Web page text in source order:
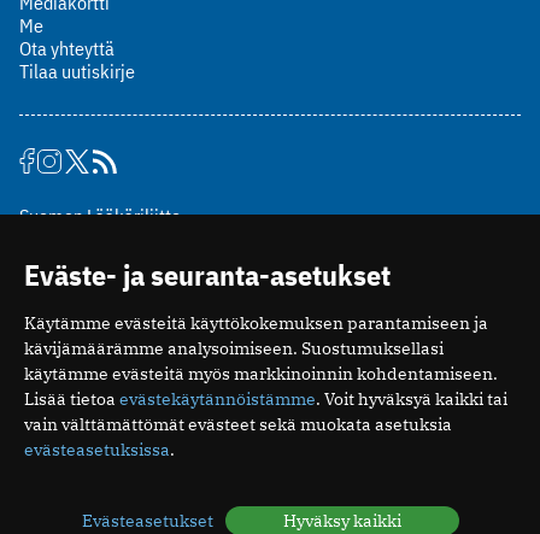
Me
Ota yhteyttä
Tilaa uutiskirje
Suomen Lääkäriliitto
00510 Helsinki
puh. (09) 393 091
toimitus@potilaanlaakarilehti.fi
ISSN 2323-9476
Eväste- ja seuranta-asetukset
Käytämme evästeitä käyttökokemuksen parantamiseen ja
kävijämäärämme analysoimiseen. Suostumuksellasi
käytämme evästeitä myös markkinoinnin kohdentamiseen.
Lisää tietoa evästekäytännöistämme. Voit hyväksyä kaikki tai
vain välttämättömät evästeet sekä muokata asetuksia
evästeasetuksissa.
Evästeasetukset Hyväksy kaikki